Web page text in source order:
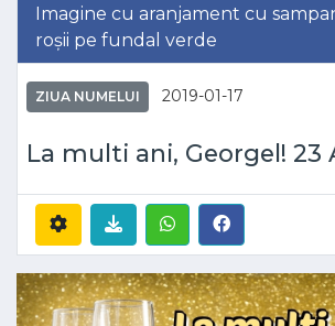
Imagine cu aranjament cu
roșii pe fundal verde
ZIUA NUMELUI 2019-01-17
La multi ani, Georgel! 23